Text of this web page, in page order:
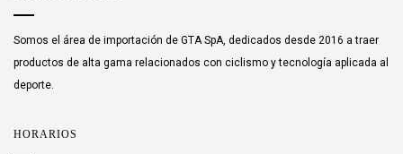
Somos el área de importación de GTA SpA, dedicados desde 2016 a traer
productos de alta gama relacionados con ciclismo y tecnología aplicada al
deporte.
HORARIOS